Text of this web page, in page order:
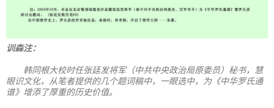
训森注：
韩同根大校时任张廷发将军（中共中央政治局原委员）秘书，慧
眼识文化，从笔者提供的几个题词稿中，一眼选中，为《中华罗氏通
谱》增添了厚重的历史价值。